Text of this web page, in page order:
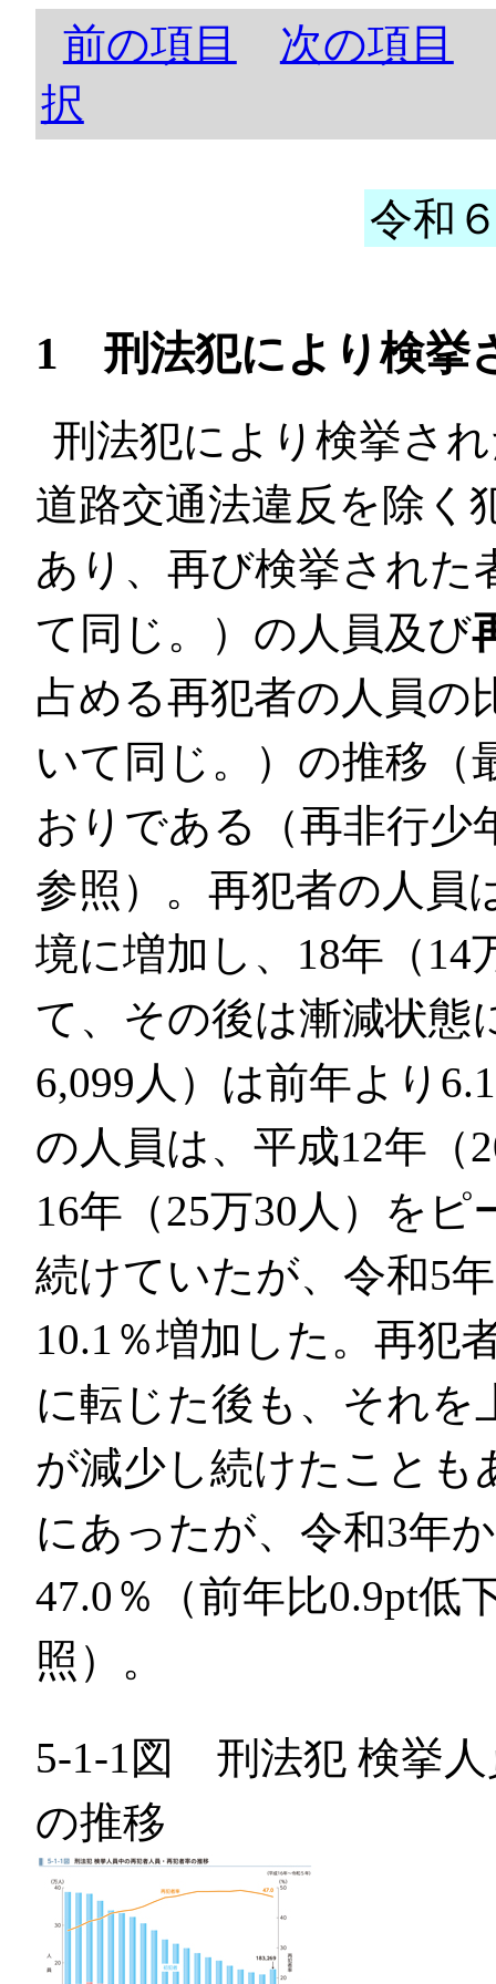
前の項目
次の項目
択
令和
1 刑法犯により検挙
刑法犯により検挙さ
道路交通法違反を除く
あり、再び検挙された
て同じ。）の人員及び
占める再犯者の人員の
いて同じ。）の推移（
おりである（再非行少
参照）。再犯者の人員
境に増加し、18年（14
て、その後は漸減状態
6,099人）は前年より
の人員は、平成12年（
16年（25万30人）を
続けていたが、令和5
10.1％増加した。再犯
に転じた後も、それを
が減少し続けたことも
にあったが、令和3年
47.0％（前年比0.9pt低
照）。
5-1-1図 刑法犯 検挙人
の推移